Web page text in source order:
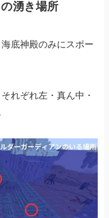
湧き場所
底神殿のみにスポー
れぞれ左・真ん中・